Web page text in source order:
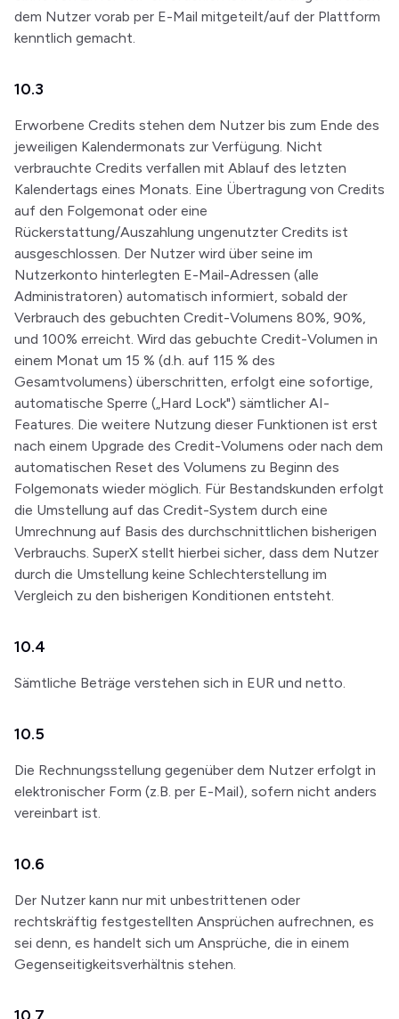
dem Nutzer vorab per E-Mail mitgeteilt/auf der Plattform
kenntlich gemacht.
10.3
Erworbene Credits stehen dem Nutzer bis zum Ende des
jeweiligen Kalendermonats zur Verfügung. Nicht
verbrauchte Credits verfallen mit Ablauf des letzten
Kalendertags eines Monats. Eine Übertragung von Credits
auf den Folgemonat oder eine
Rückerstattung/Auszahlung ungenutzter Credits ist
ausgeschlossen. Der Nutzer wird über seine im
Nutzerkonto hinterlegten E-Mail-Adressen (alle
Administratoren) automatisch informiert, sobald der
Verbrauch des gebuchten Credit-Volumens 80%, 90%,
und 100% erreicht. Wird das gebuchte Credit-Volumen in
einem Monat um 15 % (d.h. auf 115 % des
Gesamtvolumens) überschritten, erfolgt eine sofortige,
automatische Sperre („Hard Lock") sämtlicher AI-
Features. Die weitere Nutzung dieser Funktionen ist erst
nach einem Upgrade des Credit-Volumens oder nach dem
automatischen Reset des Volumens zu Beginn des
Folgemonats wieder möglich. Für Bestandskunden erfolgt
die Umstellung auf das Credit-System durch eine
Umrechnung auf Basis des durchschnittlichen bisherigen
Verbrauchs. SuperX stellt hierbei sicher, dass dem Nutzer
durch die Umstellung keine Schlechterstellung im
Vergleich zu den bisherigen Konditionen entsteht.
10.4
Sämtliche Beträge verstehen sich in EUR und netto.
10.5
Die Rechnungsstellung gegenüber dem Nutzer erfolgt in
elektronischer Form (z.B. per E-Mail), sofern nicht anders
vereinbart ist.
10.6
Der Nutzer kann nur mit unbestrittenen oder
rechtskräftig festgestellten Ansprüchen aufrechnen, es
sei denn, es handelt sich um Ansprüche, die in einem
Gegenseitigkeitsverhältnis stehen.